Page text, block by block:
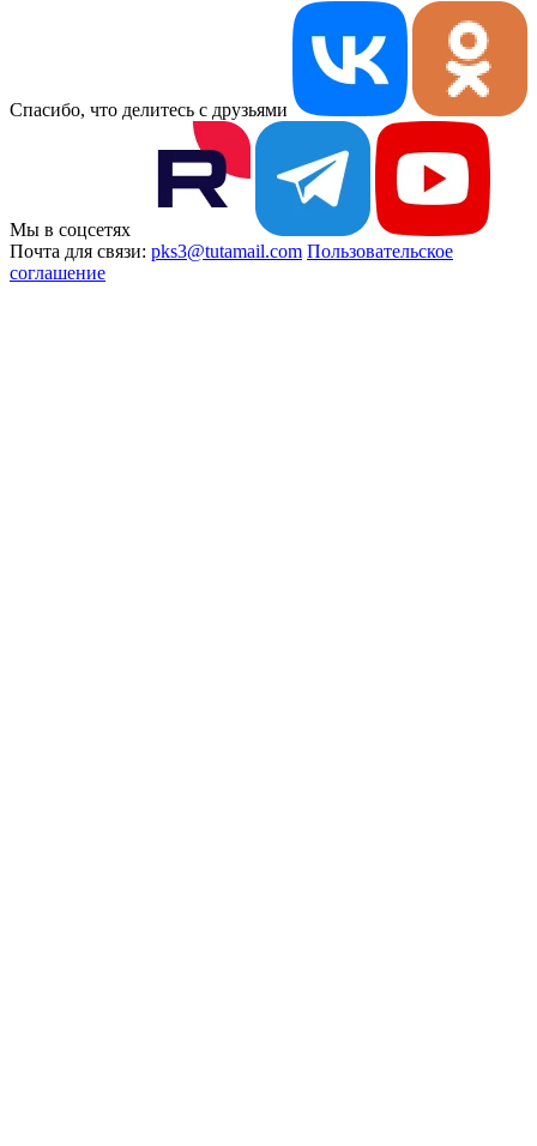
Спасибо, что делитесь с друзьями
Мы в соцсетях
Почта для связи: pks3@tutamail.com Пользовательское
соглашение